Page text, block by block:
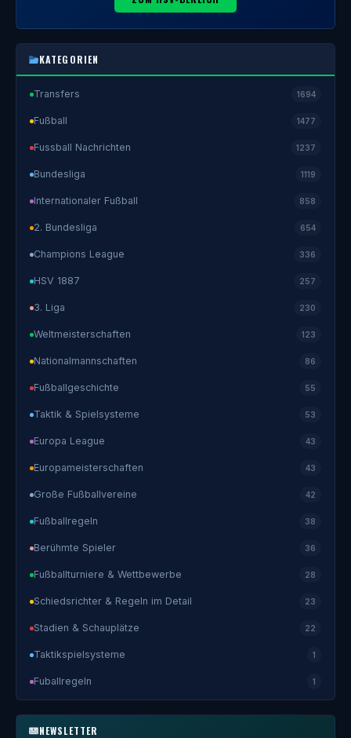
KATEGORIEN
Transfers 1694
Fußball 1477
Fussball Nachrichten 1237
Bundesliga 1119
Internationaler Fußball 858
2. Bundesliga 654
Champions League 336
HSV 1887 257
3. Liga 230
Weltmeisterschaften 123
Nationalmannschaften 86
Fußballgeschichte 55
Taktik & Spielsysteme 53
Europa League 43
Europameisterschaften 43
Große Fußballvereine 42
Fußballregeln 38
Berühmte Spieler 36
Fußballturniere & Wettbewerbe 28
Schiedsrichter & Regeln im Detail 23
Stadien & Schauplätze 22
Taktikspielsysteme 1
Fuballregeln 1
NEWSLETTER